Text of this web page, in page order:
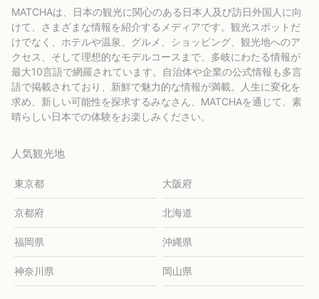
MATCHAは、日本の観光に関心のある日本人及び訪日外国人に向
けて、さまざまな情報を紹介するメディアです。観光スポットだ
けでなく、ホテルや温泉、グルメ、ショッピング、観光地へのア
クセス、そして理想的なモデルコースまで、多岐にわたる情報が
最大10言語で網羅されています。自治体や企業の公式情報も多言
語で掲載されており、新鮮で魅力的な情報が満載。人生に変化を
求め、新しい可能性を探求するみなさん、MATCHAを通じて、素
晴らしい日本での体験をお楽しみください。
人気観光地
東京都 大阪府
京都府 北海道
福岡県 沖縄県
神奈川県 岡山県